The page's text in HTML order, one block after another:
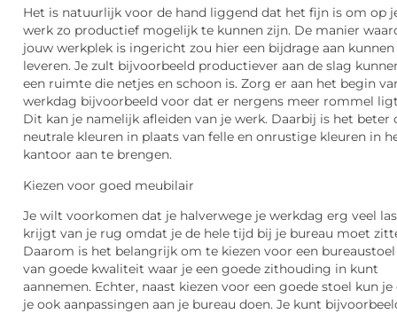
Het is natuurlijk voor de hand liggend dat het fijn is om op
werk zo productief mogelijk te kunnen zijn. De manier
jouw werkplek is ingericht zou hier een bijdrage aan kunnen
leveren. Je zult bijvoorbeeld productiever aan de slag
een ruimte die netjes en schoon is. Zorg er aan het begin
werkdag bijvoorbeeld voor dat er nergens meer rommel
Dit kan je namelijk afleiden van je werk. Daarbij is het beter
neutrale kleuren in plaats van felle en onrustige kleuren in
kantoor aan te brengen.
Kiezen voor goed meubilair
Je wilt voorkomen dat je halverwege je werkdag erg veel
krijgt van je rug omdat je de hele tijd bij je bureau moet
Daarom is het belangrijk om te kiezen voor een bureaustoel
van goede kwaliteit waar je een goede zithouding in kunt
aannemen. Echter, naast kiezen voor een goede stoel kun je
je ook aanpassingen aan je bureau doen. Je kunt